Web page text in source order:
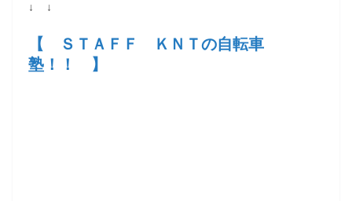
↓ ↓
【 ＳＴＡＦＦ ＫＮＴの自転車
塾！！ 】